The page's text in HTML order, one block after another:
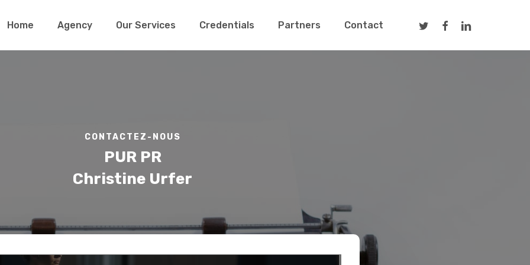
Home Agency Our Services Credentials Partners Contact TwitterFacebookLinkedin
CONTACTEZ-NOUS
PUR PR
Christine Urfer